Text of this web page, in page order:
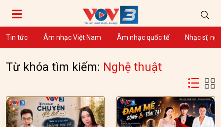
Tin tức Âm nhạc Việt Nam Âm nhạc quốc tế Nhạc sĩ,
Từ khóa tìm kiếm: Nghệ thuật